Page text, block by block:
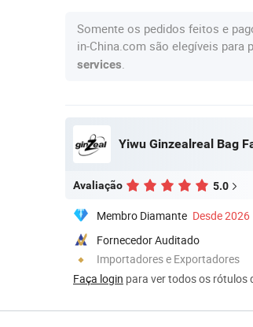
Somente os pedidos feitos e
in-China.com são elegíveis para
services
Yiwu Ginzealreal Bag
Avaliação 5.0
Membro Diamante Desde 2026
Fornecedor Auditado
Importadores e Exportadores
Faça login para ver todos os rótulos